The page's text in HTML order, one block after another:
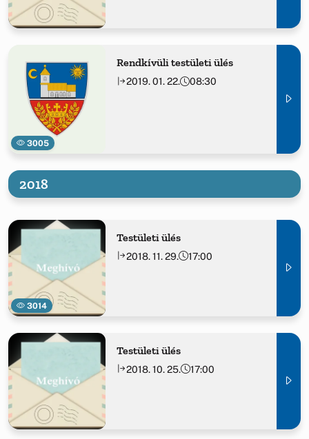
3005
Rendkívüli testületi ülés
2019. 01. 22. 08:30
2018
3014
Testületi ülés
2018. 11. 29. 17:00
Testületi ülés
2018. 10. 25. 17:00